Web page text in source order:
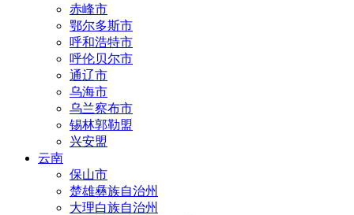
赤峰市
鄂尔多斯市
呼和浩特市
呼伦贝尔市
通辽市
乌海市
乌兰察布市
锡林郭勒盟
兴安盟
云南
保山市
楚雄彝族自治州
大理白族自治州